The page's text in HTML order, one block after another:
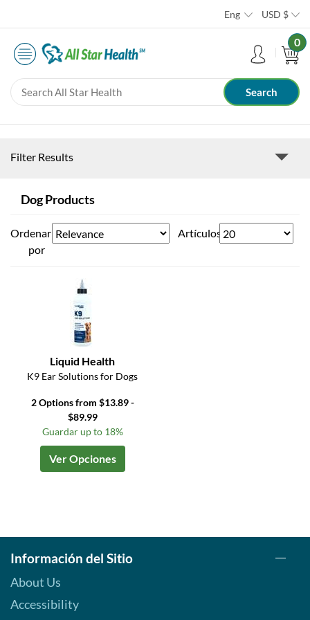
Eng USD $
0
Filter Results
Dog Products
Ordenar
por
Artículos
Liquid Health
K9 Ear Solutions for Dogs
2 Options from $13.89 -
$89.99
Guardar up to 18%
Ver Opciones
Información del Sitio
About Us
Accessibility